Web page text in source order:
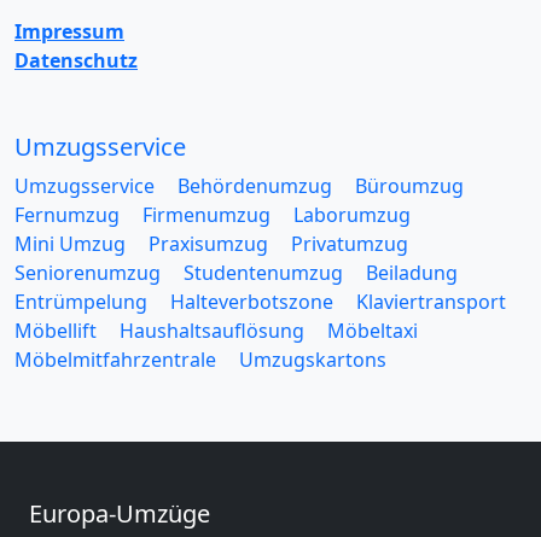
Impressum
Datenschutz
Umzugsservice
Umzugsservice Behördenumzug
Büroumzug
Fernumzug
Firmenumzug
Laborumzug
Mini Umzug
Praxisumzug
Privatumzug
Seniorenumzug
Studentenumzug
Beiladung
Entrümpelung
Halteverbotszone
Klaviertransport
Möbellift
Haushaltsauflösung
Möbeltaxi
Möbelmitfahrzentrale
Umzugskartons
Europa-Umzüge